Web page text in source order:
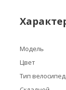
Модель
Цвет
Тип